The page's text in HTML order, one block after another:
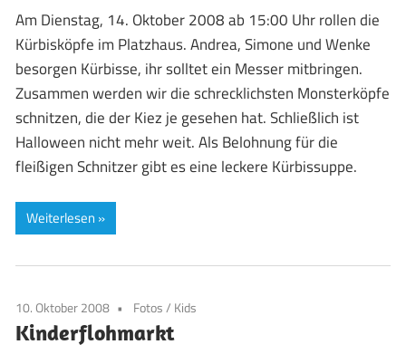
Am Dienstag, 14. Oktober 2008 ab 15:00 Uhr rollen die
Kürbisköpfe im Platzhaus. Andrea, Simone und Wenke
besorgen Kürbisse, ihr solltet ein Messer mitbringen.
Zusammen werden wir die schrecklichsten Monsterköpfe
schnitzen, die der Kiez je gesehen hat. Schließlich ist
Halloween nicht mehr weit. Als Belohnung für die
fleißigen Schnitzer gibt es eine leckere Kürbissuppe.
Weiterlesen
10. Oktober 2008 Fotos/ Kids
Kinderflohmarkt